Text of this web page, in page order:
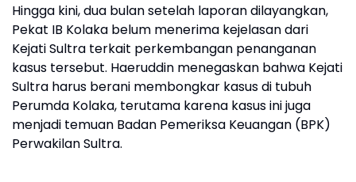
Hingga kini, dua bulan setelah laporan dilayangkan,
Pekat IB Kolaka belum menerima kejelasan dari
Kejati Sultra terkait perkembangan penanganan
kasus tersebut. Haeruddin menegaskan bahwa Kejati
Sultra harus berani membongkar kasus di tubuh
Perumda Kolaka, terutama karena kasus ini juga
menjadi temuan Badan Pemeriksa Keuangan (BPK)
Perwakilan Sultra.